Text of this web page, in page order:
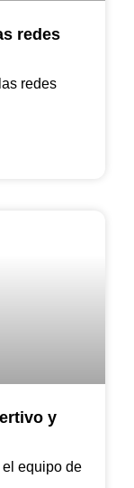
redes
redes
y
el equipo de